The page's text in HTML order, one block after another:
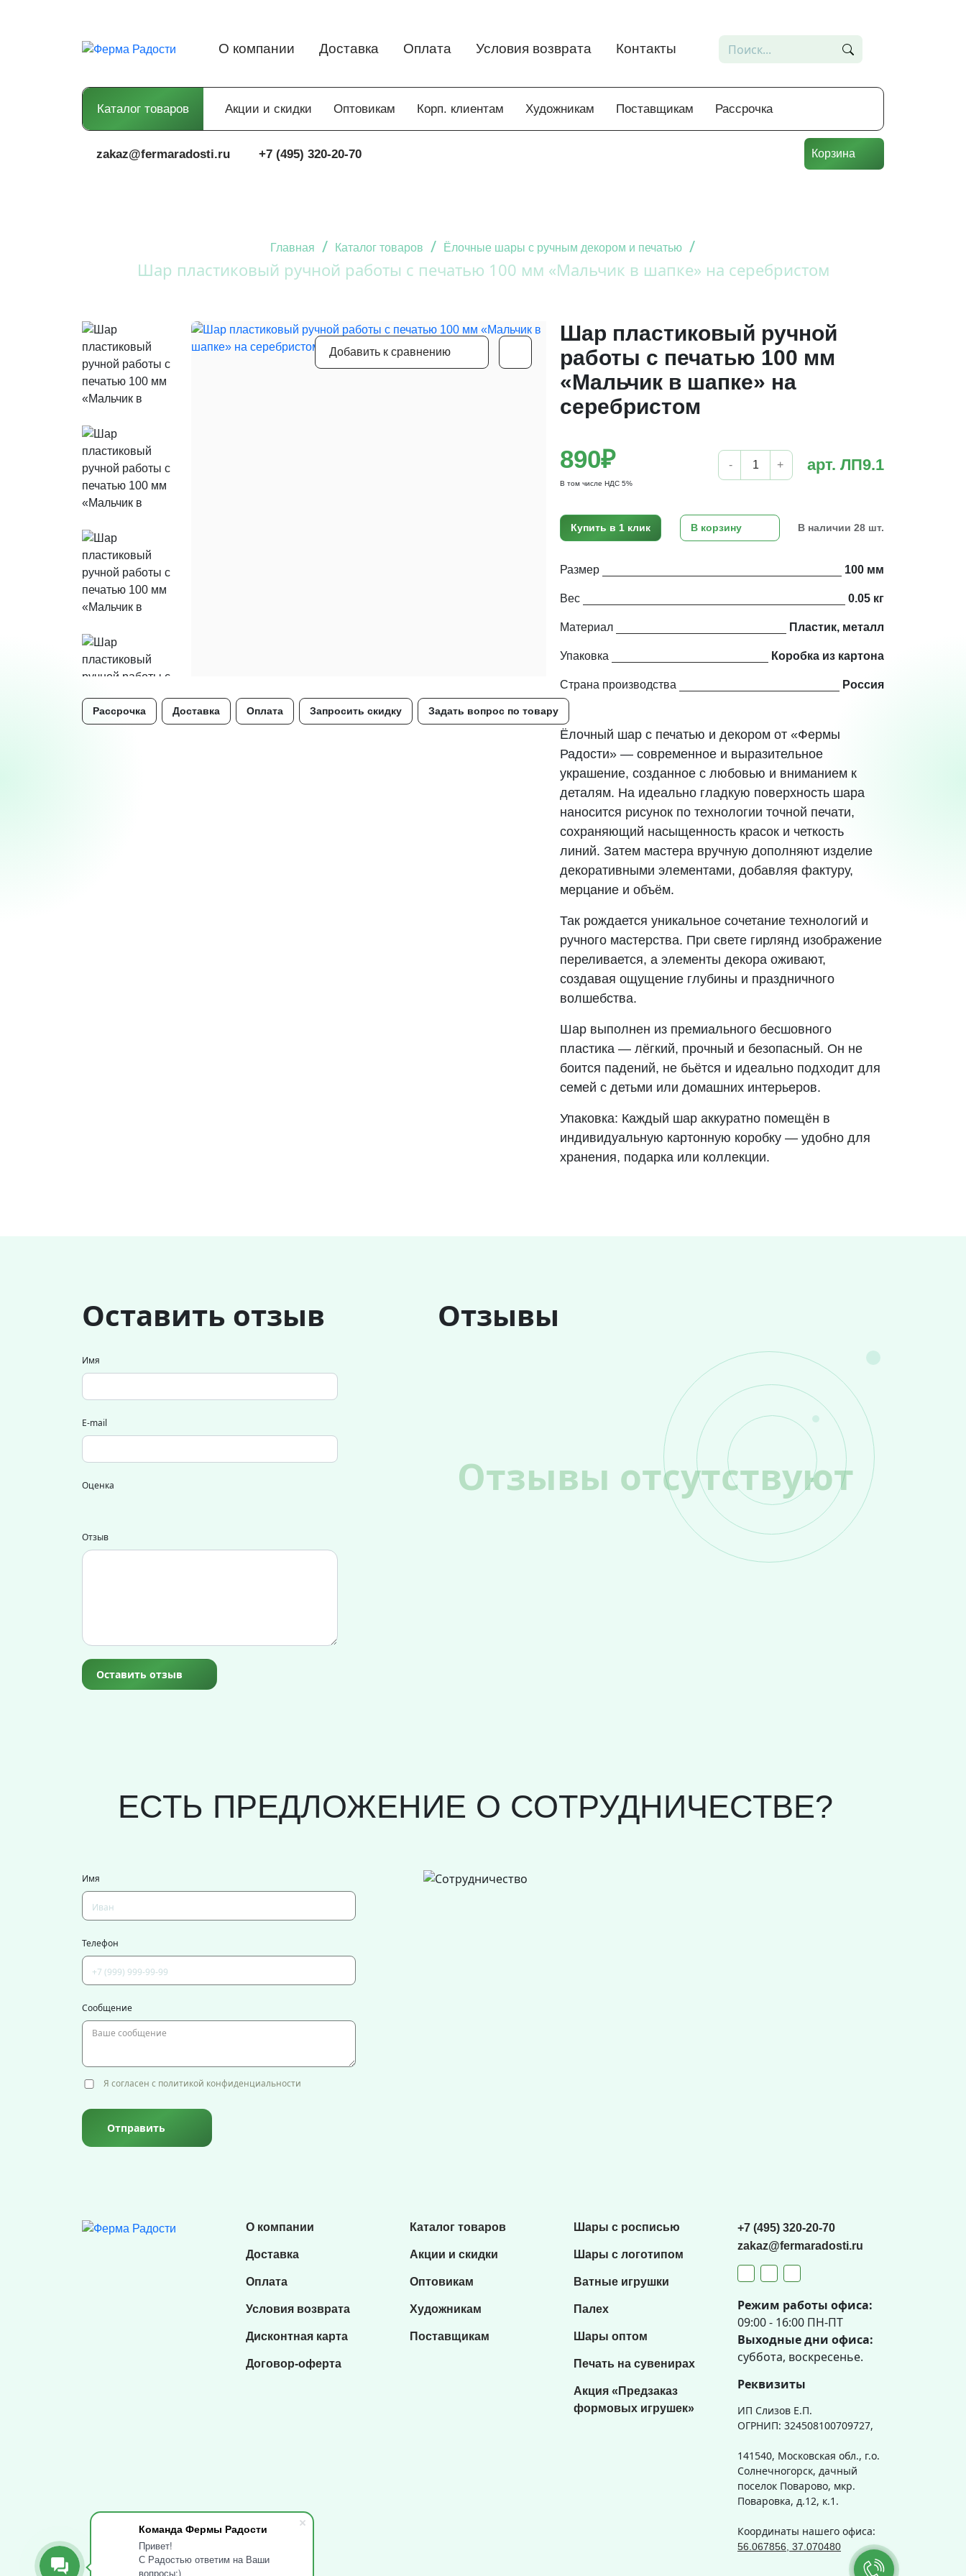
Команда Фермы Радости
Привет!
С Радостью ответим на Ваши
вопросы:)
О компании Доставка Оплата Условия возврата Контакты
Каталог товаров Акции и скидки Оптовикам Корп. клиентам Художникам Поставщикам Рассрочка
zakaz@fermaradosti.ru +7 (495) 320-20-70 Корзина
Главная / Каталог товаров / Ёлочные шары с ручным декором и печатью
/
Шар пластиковый ручной работы с печатью 100 мм «Мальчик в шапке» на серебристом
Добавить к сравнению
Рассрочка Доставка Оплата Запросить скидку Задать вопрос по товару
Шар пластиковый ручной
работы с печатью 100 мм
«Мальчик в шапке» на
серебристом
890₽
В том числе НДС 5%
- + арт. ЛП9.1
Купить в 1 клик В корзину В наличии 28 шт.
Размер 100 мм
Вес 0.05 кг
Материал Пластик, металл
Упаковка Коробка из картона
Страна производства Россия
Ёлочный шар с печатью и декором от «Фермы
Радости» — современное и выразительное
украшение, созданное с любовью и вниманием к
деталям. На идеально гладкую поверхность шара
наносится рисунок по технологии точной печати,
сохраняющий насыщенность красок и четкость
линий. Затем мастера вручную дополняют изделие
декоративными элементами, добавляя фактуру,
мерцание и объём.
Так рождается уникальное сочетание технологий и
ручного мастерства. При свете гирлянд изображение
переливается, а элементы декора оживают,
создавая ощущение глубины и праздничного
волшебства.
Шар выполнен из премиального бесшовного
пластика — лёгкий, прочный и безопасный. Он не
боится падений, не бьётся и идеально подходит для
семей с детьми или домашних интерьеров.
Упаковка: Каждый шар аккуратно помещён в
индивидуальную картонную коробку — удобно для
хранения, подарка или коллекции.
Оставить отзыв
Имя
E-mail
Оценка
Отзыв
Оставить отзыв
Отзывы
Отзывы отсутствуют
ЕСТЬ ПРЕДЛОЖЕНИЕ О СОТРУДНИЧЕСТВЕ?
Имя
Телефон
Сообщение
Я согласен с политикой конфиденциальности
Отправить
О компании
Доставка
Оплата
Условия возврата
Дисконтная карта
Договор-оферта
Каталог товаров
Акции и скидки
Оптовикам
Художникам
Поставщикам
Шары с росписью
Шары с логотипом
Ватные игрушки
Палех
Шары оптом
Печать на сувенирах
Акция «Предзаказ
формовых игрушек»
+7 (495) 320-20-70
zakaz@fermaradosti.ru
Режим работы офиса:
09:00 - 16:00 ПН-ПТ
Выходные дни офиса:
суббота, воскресенье.
Реквизиты
ИП Слизов Е.П.
ОГРНИП: 324508100709727,
141540, Московская обл., г.о.
Солнечногорск, дачный
поселок Поварово, мкр.
Поваровка, д.12, к.1.
Координаты нашего офиса:
56.067856, 37.070480